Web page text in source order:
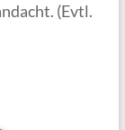
(Evtl.